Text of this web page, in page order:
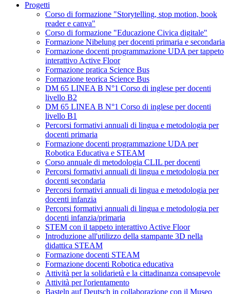
Progetti
Corso di formazione "Storytelling, stop motion, book
reader e canva"
Corso di formazione "Educazione Civica digitale"
Formazione Nibelung per docenti primaria e secondaria
Formazione docenti programmazione UDA per tappeto
interattivo Active Floor
Formazione pratica Science Bus
Formazione teorica Science Bus
DM 65 LINEA B N°1 Corso di inglese per docenti
livello B2
DM 65 LINEA B N°1 Corso di inglese per docenti
livello B1
Percorsi formativi annuali di lingua e metodologia per
docenti primaria
Formazione docenti programmazione UDA per
Robotica Educativa e STEAM
Corso annuale di metodologia CLIL per docenti
Percorsi formativi annuali di lingua e metodologia per
docenti secondaria
Percorsi formativi annuali di lingua e metodologia per
docenti infanzia
Percorsi formativi annuali di lingua e metodologia per
docenti infanzia/primaria
STEM con il tappeto interattivo Active Floor
Introduzione all'utilizzo della stampante 3D nella
didattica STEAM
Formazione docenti STEAM
Formazione docenti Robotica educativa
Attività per la solidarietà e la cittadinanza consapevole
Attività per l'orientamento
Basteln auf Deutsch in collaborazione con il Museo